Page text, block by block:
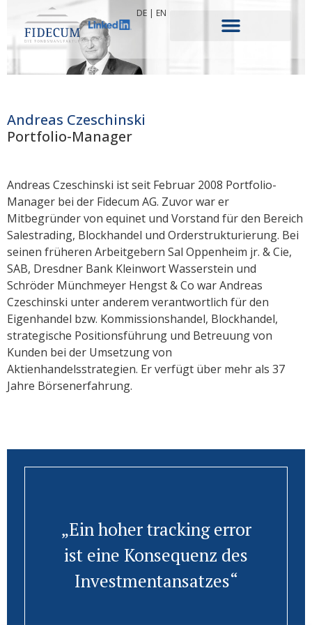
DE | EN
Andreas Czeschinski
Portfolio-Manager
Andreas Czeschinski ist seit Februar 2008 Portfolio-
Manager bei der Fidecum AG. Zuvor war er
Mitbegründer von equinet und Vorstand für den Bereich
Salestrading, Blockhandel und Orderstrukturierung. Bei
seinen früheren Arbeitgebern Sal Oppenheim jr. & Cie,
SAB, Dresdner Bank Kleinwort Wasserstein und
Schröder Münchmeyer Hengst & Co war Andreas
Czeschinski unter anderem verantwortlich für den
Eigenhandel bzw. Kommissionshandel, Blockhandel,
strategische Positionsführung und Betreuung von
Kunden bei der Umsetzung von
Aktienhandelsstrategien. Er verfügt über mehr als 37
Jahre Börsenerfahrung.
„Ein hoher tracking error
ist eine Konsequenz des
Investmentansatzes“